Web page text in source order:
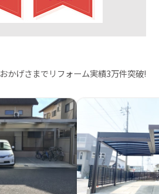
おかげさまでリフォーム実績3万件突破!